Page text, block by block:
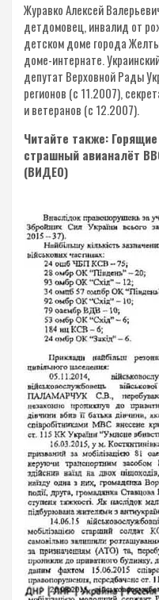
Журавко Алексей
детдомовец, инвалид от
детском доме города
доме-интернате.
депутат Верховной Рады
регионов (с 11.2007),
и ветеранов (с 12.2007).
Читайте также:
страшный авианалёт
(ВИДЕО)